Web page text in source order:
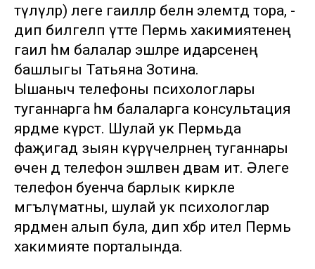
түләүләр) әлеге гаиләләр белән элемтәдә тора, -
дип билгеләп үтте Пермь хакимиятенең
гаилә һәм балалар эшләре идарәсенең
башлыгы Татьяна Зотина.
Ышаныч телефоны психологлары
туганнарга һәм балаларга консультация
ярдәме күрсәтә. Шулай ук Пермьда
фаҗигадә зыян күрүчеләрнең туганнары
өчен дә телефон эшләвен дәвам итә. Әлеге
телефон буенча барлык кирәкле
мәгълүматны, шулай ук психологлар
ярдәмен алып була, дип хәбәр ителә Пермь
хакимияте порталында.